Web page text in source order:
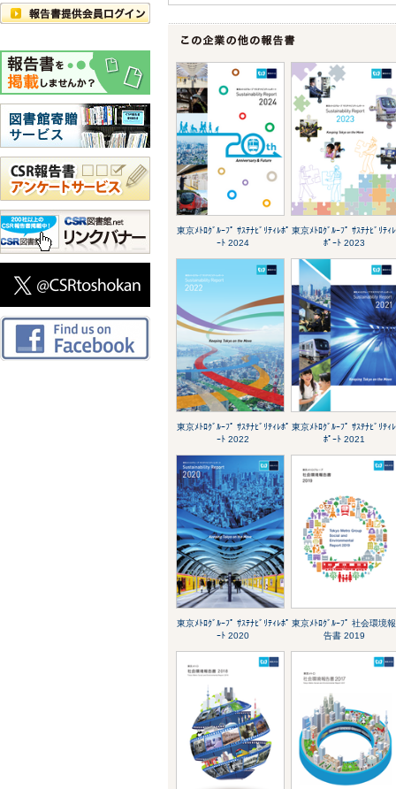
東京ﾒﾄﾛｸﾞﾙｰﾌﾟ ｻｽﾃﾅﾋﾞﾘﾃｨﾚﾎﾟ
ｰﾄ 2024
東京ﾒﾄﾛｸﾞﾙｰﾌﾟ ｻｽﾃﾅﾋﾞﾘﾃｨﾚ
ﾎﾟｰﾄ 2023
東京ﾒﾄﾛｸﾞﾙｰﾌﾟ ｻｽﾃﾅﾋﾞﾘﾃｨﾚﾎﾟ
ｰﾄ 2022
東京ﾒﾄﾛｸﾞﾙｰﾌﾟ ｻｽﾃﾅﾋﾞﾘﾃｨﾚ
ﾎﾟｰﾄ 2021
東京ﾒﾄﾛｸﾞﾙｰﾌﾟ ｻｽﾃﾅﾋﾞﾘﾃｨﾚﾎﾟ
ｰﾄ 2020
東京ﾒﾄﾛｸﾞﾙｰﾌﾟ 社会環境報
告書 2019